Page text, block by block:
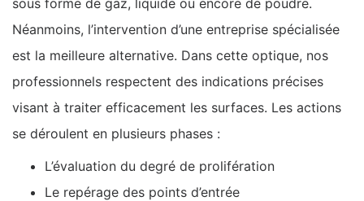
Néanmoins, l’intervention d’une entreprise spécialisée
est la meilleure alternative. Dans cette optique, nos
professionnels respectent des indications précises
visant à traiter efficacement les surfaces. Les actions
se déroulent en plusieurs phases :
L’évaluation du degré de prolifération
Le repérage des points d’entrée